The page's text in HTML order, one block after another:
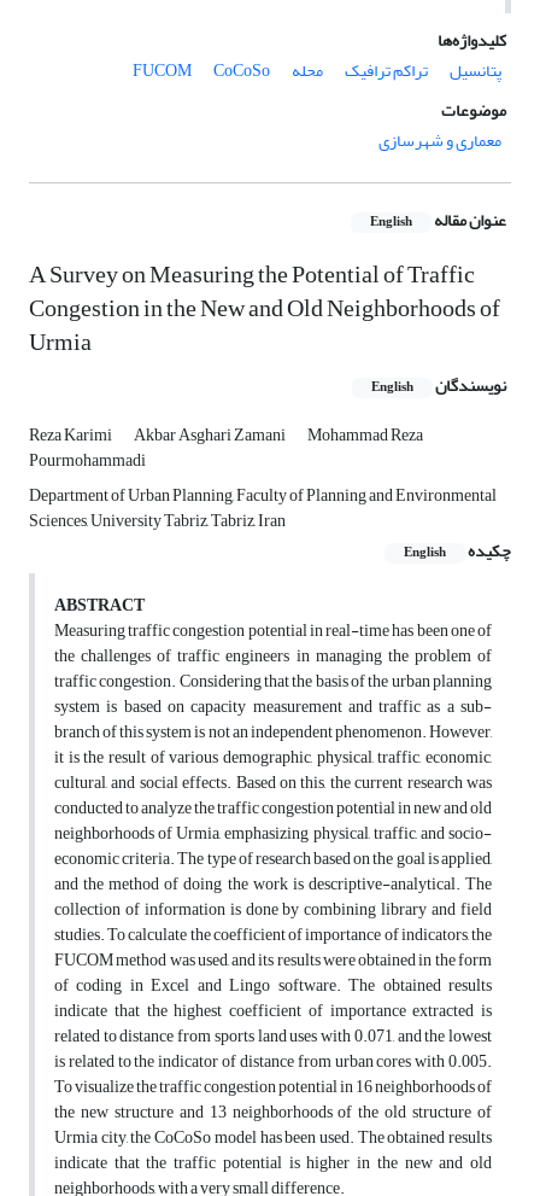
کلیدواژه‌ها
پتانسیل
تراکم ترافیک محله FUCOM
CoCoSo
موضوعات
معماری و شهرسازی
عنوان مقاله English
A Survey on Measuring the Potential of Traffic
Congestion in the New and Old Neighborhoods of
Urmia
نویسندگان English
Reza Karimi Akbar Asghari Zamani Mohammad Reza
Pourmohammadi
Department of Urban Planning, Faculty of Planning and Environmental
Sciences, University Tabriz, Tabriz, Iran
چکیده
English
ABSTRACT
Measuring traffic congestion potential in real-time has been one of
the challenges of traffic engineers in managing the problem of
traffic congestion. Considering that the basis of the urban planning
system is based on capacity measurement and traffic as a sub-
branch of this system is not an independent phenomenon. However,
it is the result of various demographic, physical, traffic, economic,
cultural, and social effects. Based on this, the current research was
conducted to analyze the traffic congestion potential in new and old
neighborhoods of Urmia, emphasizing physical, traffic, and socio-
economic criteria. The type of research based on the goal is applied,
and the method of doing the work is descriptive-analytical. The
collection of information is done by combining library and field
studies. To calculate the coefficient of importance of indicators, the
FUCOM method was used, and its results were obtained in the form
of coding in Excel and Lingo software. The obtained results
indicate that the highest coefficient of importance extracted is
related to distance from sports land uses with 0.071, and the lowest
is related to the indicator of distance from urban cores with 0.005.
To visualize the traffic congestion potential in 16 neighborhoods of
the new structure and 13 neighborhoods of the old structure of
Urmia city, the CoCoSo model has been used. The obtained results
indicate that the traffic potential is higher in the new and old
neighborhoods, with a very small difference.